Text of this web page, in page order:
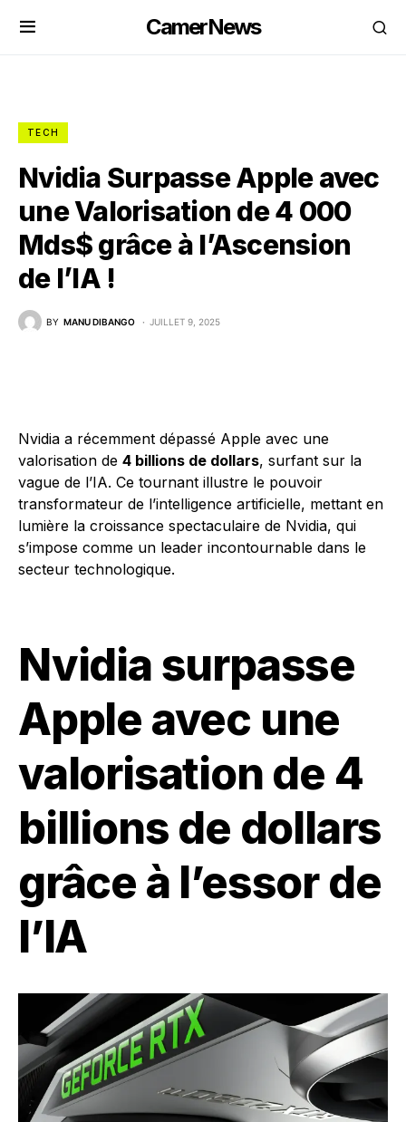
CamerNews
TECH
Nvidia Surpasse Apple avec
une Valorisation de 4 000
Mds$ grâce à l’Ascension
de l’IA !
BY MANU DIBANGO JUILLET 9, 2025
Nvidia a récemment dépassé Apple avec une
valorisation de 4 billions de dollars, surfant sur la
vague de l’IA. Ce tournant illustre le pouvoir
transformateur de l’intelligence artificielle, mettant en
lumière la croissance spectaculaire de Nvidia, qui
s’impose comme un leader incontournable dans le
secteur technologique.
Nvidia surpasse
Apple avec une
valorisation de 4
billions de dollars
grâce à l’essor de
l’IA